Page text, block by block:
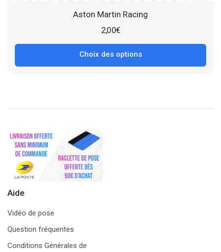
Aston Martin Racing
2,00€
Choix des options
Aide
Vidéo de pose
Question fréquentes
Conditions Générales de